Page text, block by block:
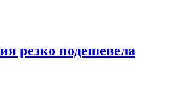
резко подешевела